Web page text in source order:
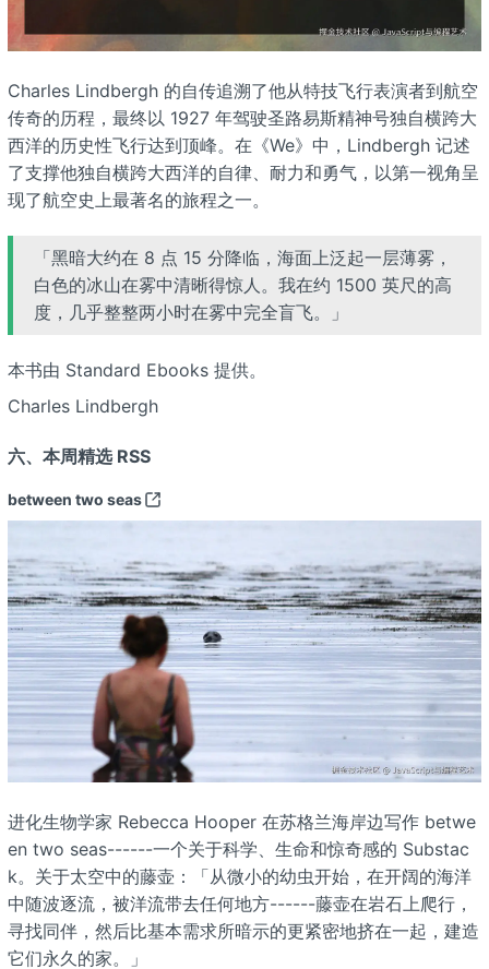
Charles Lindbergh 的自传追溯了他从特技飞行表演者到航空
传奇的历程，最终以 1927 年驾驶圣路易斯精神号独自横跨大
西洋的历史性飞行达到顶峰。在《We》中，Lindbergh 记述
了支撑他独自横跨大西洋的自律、耐力和勇气，以第一视角呈
现了航空史上最著名的旅程之一。
「黑暗大约在 8 点 15 分降临，海面上泛起一层薄雾，
白色的冰山在雾中清晰得惊人。我在约 1500 英尺的高
度，几乎整整两小时在雾中完全盲飞。」
本书由 Standard Ebooks 提供。
Charles Lindbergh
六、本周精选 RSS
between two seas
进化生物学家 Rebecca Hooper 在苏格兰海岸边写作 betwe
en two seas------一个关于科学、生命和惊奇感的 Substac
k。关于太空中的藤壶：「从微小的幼虫开始，在开阔的海洋
中随波逐流，被洋流带去任何地方------藤壶在岩石上爬行，
寻找同伴，然后比基本需求所暗示的更紧密地挤在一起，建造
它们永久的家。」